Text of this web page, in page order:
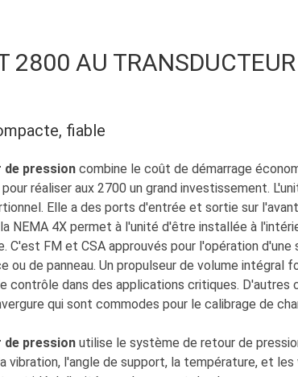
2800 AU
fiable
de pression combine le coût de démarrage
réaliser aux 2700 un grand investissement.
Elle a des ports d'entrée et sortie sur
NEMA 4X permet à l'unité d'être installée à
FM et CSA approuvés pour l'opération d'une
de panneau. Un propulseur de volume intégral
contrôle dans des applications critiques. D'autres
qui sont commodes pour le calibrage de
de pression utilise le système de retour de
vibration, l'angle de support, la température, et les